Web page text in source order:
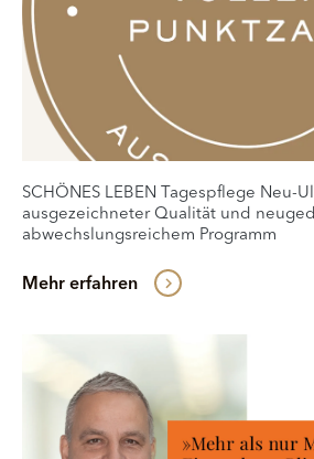
SCHÖNES LEBEN Tagespflege Neu-
ausgezeichneter Qualität und
abwechslungsreichem Programm
Mehr erfahren